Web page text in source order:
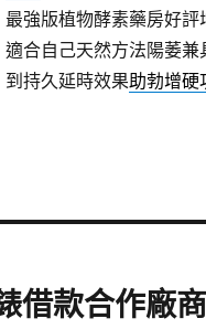
最強版植物酵素藥房好
適合自己天然方法陽萎兼
到持久延時效果助勃增硬
借款合作廠